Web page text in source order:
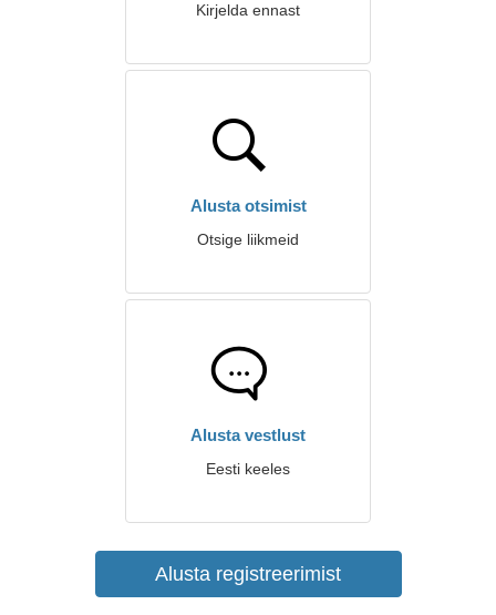
Kirjelda ennast
Alusta otsimist
Otsige liikmeid
Alusta vestlust
Eesti keeles
Alusta registreerimist